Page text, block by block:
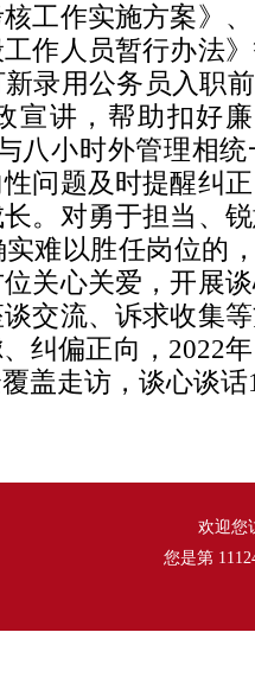
工作实施方案》
作人员暂行办法
录用公务员入职
宣讲，帮助扣好
八小时外管理相
问题及时提醒纠
。对勇于担当、
难以胜任岗位的
关心关爱，开展
交流、诉求收集
纠偏正向，2022
盖走访，谈心谈话
欢迎您
您是第